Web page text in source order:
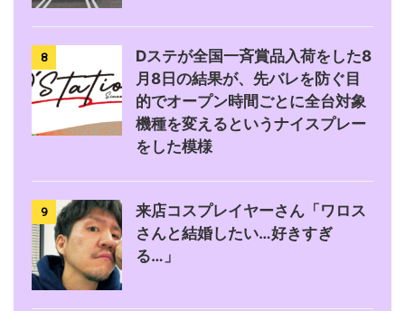
8
Dステが全国一斉賞品入荷をした8
月8日の結果が、先バレを防ぐ目
的でオープン時間ごとに全台対象
機種を変えるというナイスプレー
をした模様
9
来店コスプレイヤーさん「ワロス
さんと結婚したい…好きすぎ
る…」